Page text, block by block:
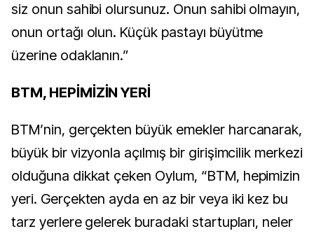
siz onun sahibi olursunuz. Onun sahibi olmayın,
onun ortağı olun. Küçük pastayı büyütme
üzerine odaklanın.”
BTM, HEPİMİZİN YERİ
BTM’nin, gerçekten büyük emekler harcanarak,
büyük bir vizyonla açılmış bir girişimcilik merkezi
olduğuna dikkat çeken Oylum, “BTM, hepimizin
yeri. Gerçekten ayda en az bir veya iki kez bu
tarz yerlere gelerek buradaki startupları, neler